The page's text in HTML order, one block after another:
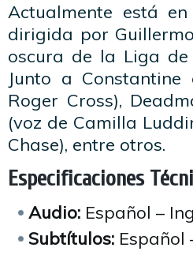
Actualmente está
dirigida por
oscura de la Liga
Junto a
Roger Cross),
(voz de Camilla
Chase), entre otros.
Especificaciones
Audio: Español –
Subtítulos: Español